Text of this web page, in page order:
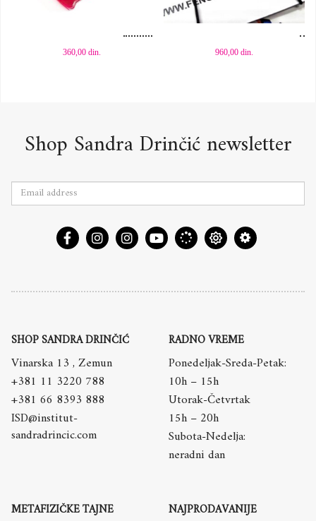
Dodaj u korpu
360,00 din.
Dodaj u korpu
960,00din.
Shop Sandra Drinčić newsletter
SHOP SANDRA DRINČIĆ
Vinarska 13 , Zemun
+381 11 3220 788
+381 66 8393 888
ISD@institut-
sandradrincic.com
RADNO VREME
Ponedeljak-Sreda-Petak:
10h – 15h
Utorak-Četvrtak
15h – 20h
Subota-Nedelja:
neradni dan
METAFIZIČKE TAJNE NAJPRODAVANIJE